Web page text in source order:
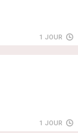
1 JOUR
1 JOUR